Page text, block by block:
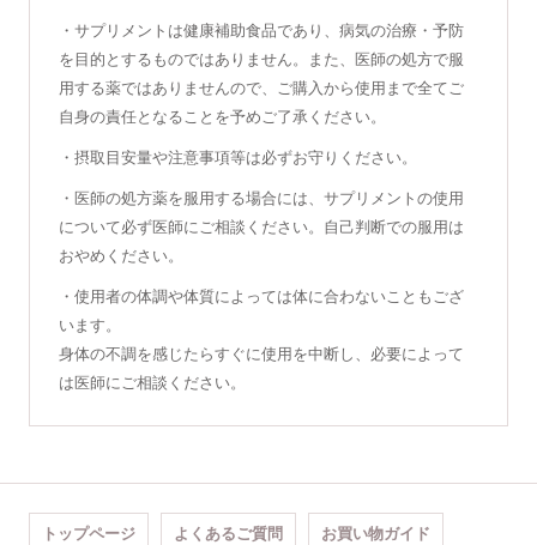
・サプリメントは健康補助食品であり、病気の治療・予防
を目的とするものではありません。また、医師の処方で服
用する薬ではありませんので、ご購入から使用まで全てご
自身の責任となることを予めご了承ください。
・摂取目安量や注意事項等は必ずお守りください。
・医師の処方薬を服用する場合には、サプリメントの使用
について必ず医師にご相談ください。自己判断での服用は
おやめください。
・使用者の体調や体質によっては体に合わないこともござ
います。
身体の不調を感じたらすぐに使用を中断し、必要によって
は医師にご相談ください。
トップページ よくあるご質問 お買い物ガイド